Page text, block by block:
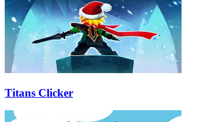
Titans Clicker